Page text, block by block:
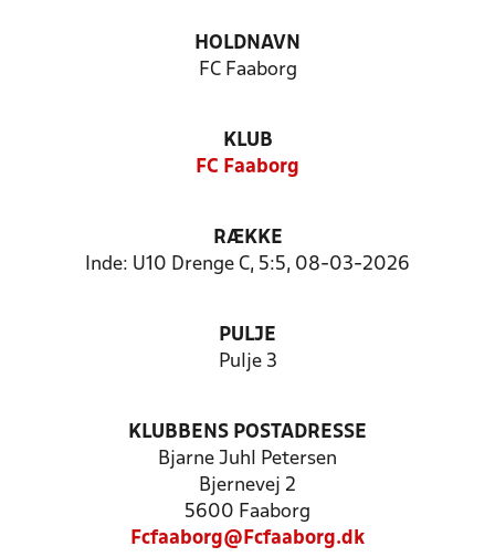
HOLDNAVN
FC Faaborg
KLUB
FC Faaborg
RÆKKE
Inde: U10 Drenge C, 5:5, 08-03-2026
PULJE
Pulje 3
KLUBBENS POSTADRESSE
Bjarne Juhl Petersen
Bjernevej 2
5600 Faaborg
Fcfaaborg@Fcfaaborg.dk